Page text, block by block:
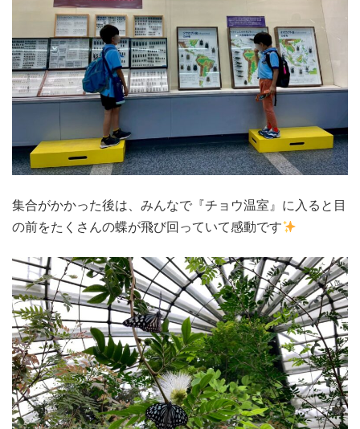
集合がかかった後は、みんなで『チョウ温室』に入ると目
の前をたくさんの蝶が飛び回っていて感動です